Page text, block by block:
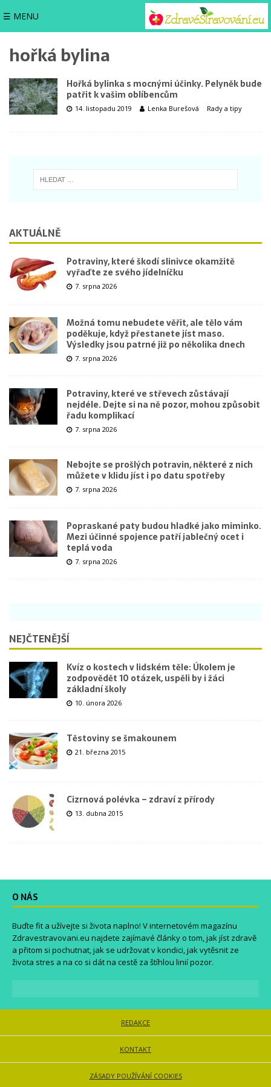
☰ MENU
hořká bylina
Hořká bylinka s mocnými účinky. Pelyněk bude
patřit k vašim oblíbencům
14. listopadu 2019 Lenka Burešová Rady a tipy
AKTUÁLNĚ
Potraviny, které škodí slinivce okamžitě
vyřaďte ze svého jídelníčku
7. srpna 2026
Možná tomu nebudete věřit, ale tělo vám
poděkuje, když přestanete jíst maso.
Výsledky jsou patrné již po několika dnech
7. srpna 2026
Potraviny, které ve střevech zůstávají
nejdéle. Dejte si na ně pozor, mohou způsobit
řadu komplikací
7. srpna 2026
Nebojte se prošlých potravin, některé z nich
můžete v klidu jíst i po datu spotřeby
7. srpna 2026
Popraskané paty budou hladké jako miminko.
Mezi účinné spojence patří jablečný ocet i
teplá voda
7. srpna 2026
NEJČTENĚJŠÍ
Kvíz o kostech v lidském těle: Úkolem je
zodpovědět 10 otázek, uspěli by i žáci
základní školy
10. února 2026
Těstoviny se šmakounem
21. března 2015
Cizrnová polévka – zdraví z přírody
13. dubna 2015
O NÁS
Buďte fit a užívejte si života naplno! V internetovém magazínu
Zdravestravovani.eu najdete zajímavé články o tom, jak jíst zdravě
a přitom si pochutnat, jak se udržovat v kondici, jak vytěsnit ze
života stres a na co si dát na cestě za štíhlou linií pozor.
REDAKCE
KONTAKT
ZÁSADY POUŽÍVÁNÍ COOKIES